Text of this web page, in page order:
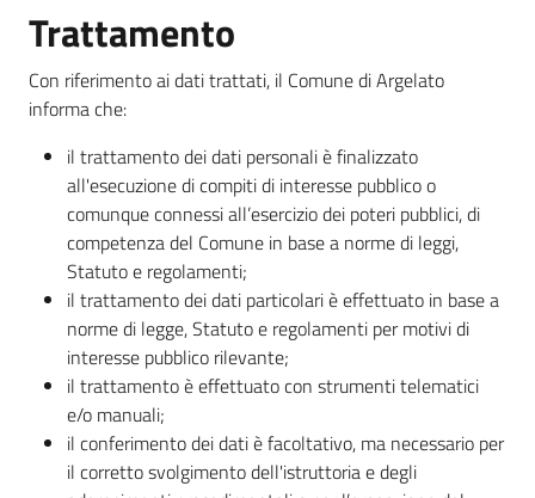
Seguici
Trattamento
Con riferimento ai dati trattati, il Comune di Argelato
informa che:
il trattamento dei dati personali è finalizzato
all'esecuzione di compiti di interesse pubblico o
comunque connessi all’esercizio dei poteri pubblici, di
competenza del Comune in base a norme di leggi,
Statuto e regolamenti;
il trattamento dei dati particolari è effettuato in base a
norme di legge, Statuto e regolamenti per motivi di
interesse pubblico rilevante;
il trattamento è effettuato con strumenti telematici
e/o manuali;
il conferimento dei dati è facoltativo, ma necessario per
il corretto svolgimento dell'istruttoria e degli